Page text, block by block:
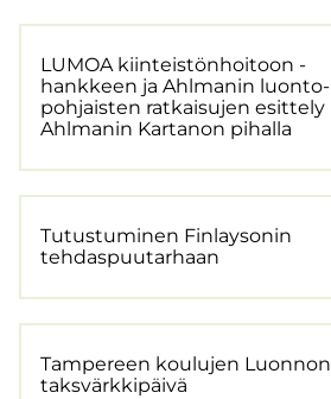
LUMOA kiin­teis­tön­hoi­toon -​
hankkeen ja Ahl­ma­nin luon­to­
poh­jais­ten rat­kai­su­jen esit­te­ly
Ahl­ma­nin Kar­ta­non pi­hal­la
Tu­tus­tu­mi­nen Fin­lay­so­nin
teh­das­puu­tar­haan
Tam­pe­reen kou­lu­jen Luon­non
taks­värk­ki­päi­vä